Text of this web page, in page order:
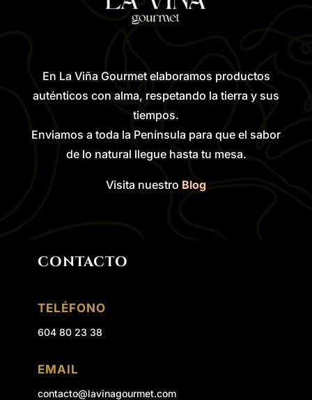
En La Viña Gourmet elaboramos productos
auténticos con alma, respetando la tierra y sus
tiempos.
Enviamos a toda la Península para que el sabor
de lo natural llegue hasta tu mesa.
Visita nuestro Blog
CONTACTO
TELÉFONO
604 80 23 38
EMAIL
contacto@lavinagourmet.com